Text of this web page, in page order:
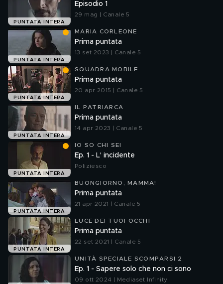
PUNTATA INTERA
Episodio 1
29 mag | Canale 5
PUNTATA INTERA
MARIA CORLEONE
Prima puntata
13 set 2023 | Canale 5
PUNTATA INTERA
SQUADRA MOBILE
Prima puntata
20 apr 2015 | Canale 5
PUNTATA INTERA
IL PATRIARCA
Prima puntata
14 apr 2023 | Canale 5
PUNTATA INTERA
IO SO CHI SEI
Ep. 1 - L' incidente
Poliziesco
PUNTATA INTERA
BUONGIORNO, MAMMA!
Prima puntata
21 apr 2021 | Canale 5
PUNTATA INTERA
LUCE DEI TUOI OCCHI
Prima puntata
22 set 2021 | Canale 5
UNITÀ SPECIALE SCOMPARSI 2
Ep. 1 - Sapere solo che non ci sono
09 ott 2024 | Mediaset Infinity